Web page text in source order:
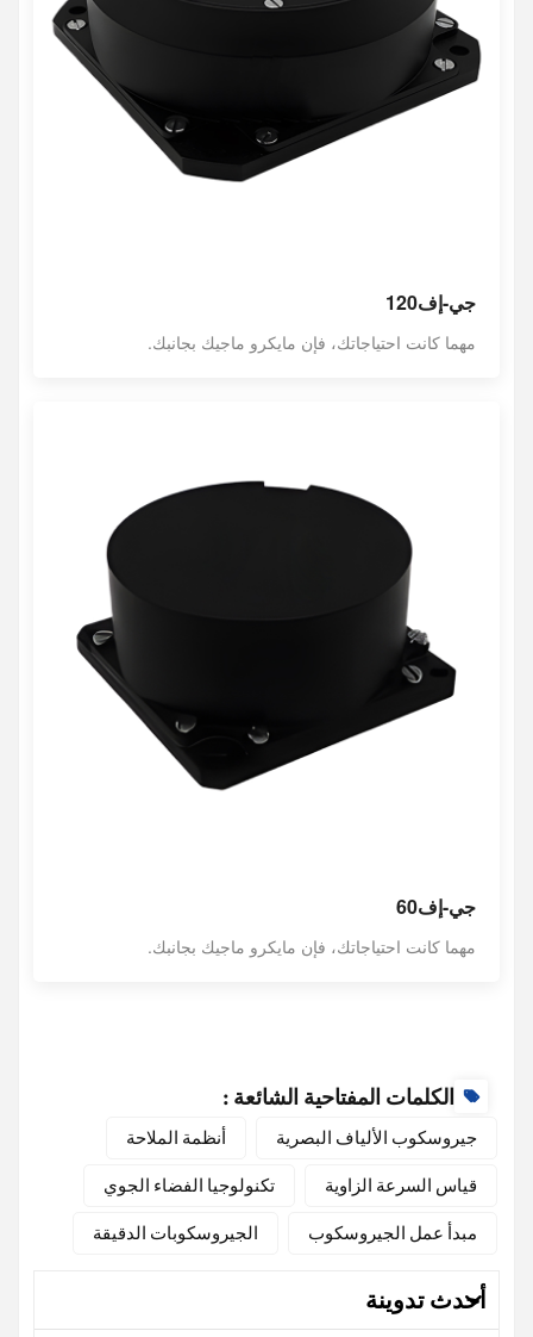
جي-إف120
مهما كانت احتياجاتك، فإن مايكرو ماجيك بجانبك.
جي-إف60
مهما كانت احتياجاتك، فإن مايكرو ماجيك بجانبك.
الكلمات المفتاحية الشائعة :
جيروسكوب الألياف البصرية أنظمة الملاحة
قياس السرعة الزاوية تكنولوجيا الفضاء الجوي
مبدأ عمل الجيروسكوب الجيروسكوبات الدقيقة
أحدث تدوينة